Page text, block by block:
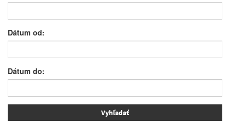
Dátum od:
Dátum do: